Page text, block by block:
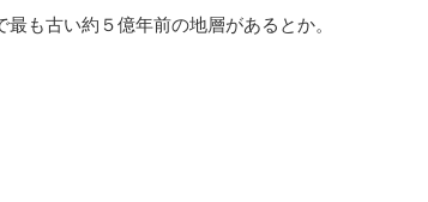
も古い約５億年前の地層があるとか。